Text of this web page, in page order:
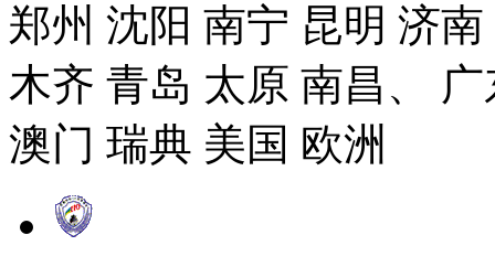
郑州 沈阳 南宁 昆明 济
木齐 青岛 太原 南昌、
澳门 瑞典 美国 欧洲